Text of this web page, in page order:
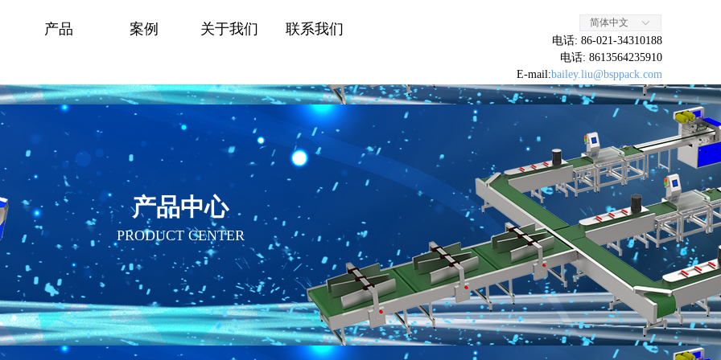
电话: 86-021-34310188
电话: 8613564235910
E-mail:bailey.liu@bsppack.com
ꀅ
简体中文
产品 案例 关于我们 联系我们
产品中心
PRODUCT CENTER